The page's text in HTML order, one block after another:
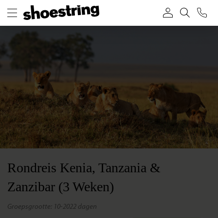
Rondreis Kenia, Tanzania &
Zanzibar (3 Weken)
groepsgrootte: 10-20 22 dagen